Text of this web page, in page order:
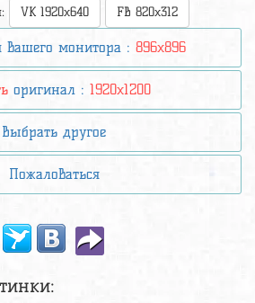
VK 1920x640 FB 820x312
вашего монитора : 896x896
оригинал : 1920x1200
Выбрать другое
Пожаловаться